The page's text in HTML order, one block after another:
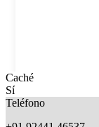
Caché
Sí
Teléfono